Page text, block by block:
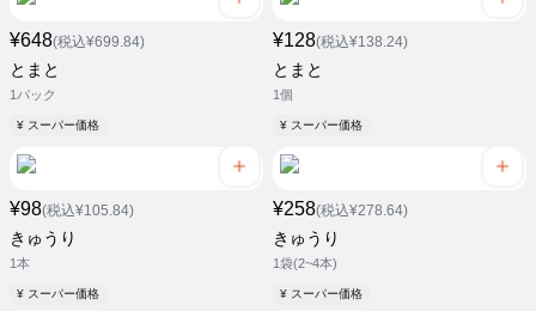
¥648(税込¥699.84)
とまと
1パック
¥ スーパー価格
¥128(税込¥138.24)
とまと
1個
¥ スーパー価格
¥98(税込¥105.84)
きゅうり
1本
¥ スーパー価格
¥258(税込¥278.64)
きゅうり
1袋(2~4本)
¥ スーパー価格